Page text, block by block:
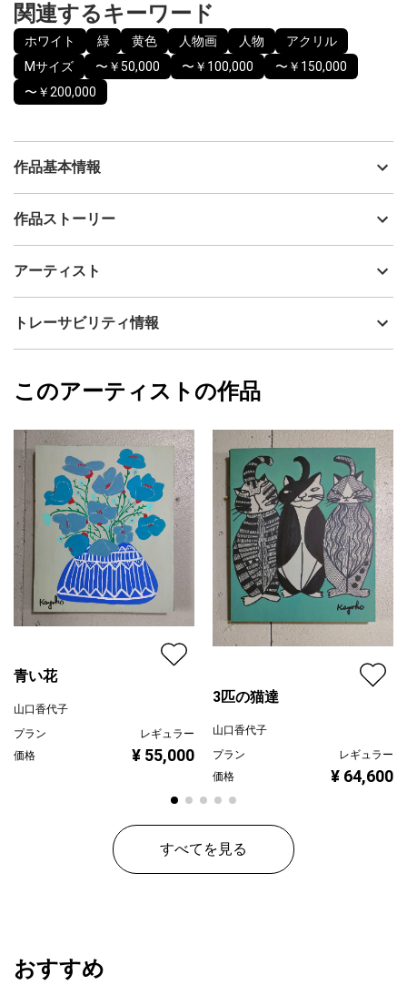
関連するキーワード
ホワイト 緑 黄色 人物画 人物
アクリル
Mサイズ
〜￥50,000 〜￥100,000
〜￥150,000
〜￥200,000
作品基本情報
出品者
制作年
アクリル
カラー
ホワイト
ジャンル
人物画
配送目安
二週間以内
作品ストーリー
された絵です。
より印象付けた良い絵が描けたと思ってます。
表面は味わいのある質感で、部分的に艶感があり、光の加減によ
って見え
画面環境によっては、若干色味が異なる可能性がございますがご
了承くださいませ。
直射日光があたらない場所に飾ることをおすすめします。
アーティスト
山口香代子
フォローする
トレーサビリティ情報
山口香代子
このアーティストの作品
青い花
山口香代子
プラン
レギュラー
価格
¥ 55,000
3匹の猫達
山口香代子
プラン
レギュラー
価格
¥ 64,600
すべてを見る
おすすめ